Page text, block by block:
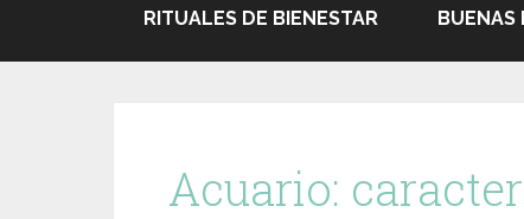
RITUALES DE BIENESTAR BUENAS
Acuario: